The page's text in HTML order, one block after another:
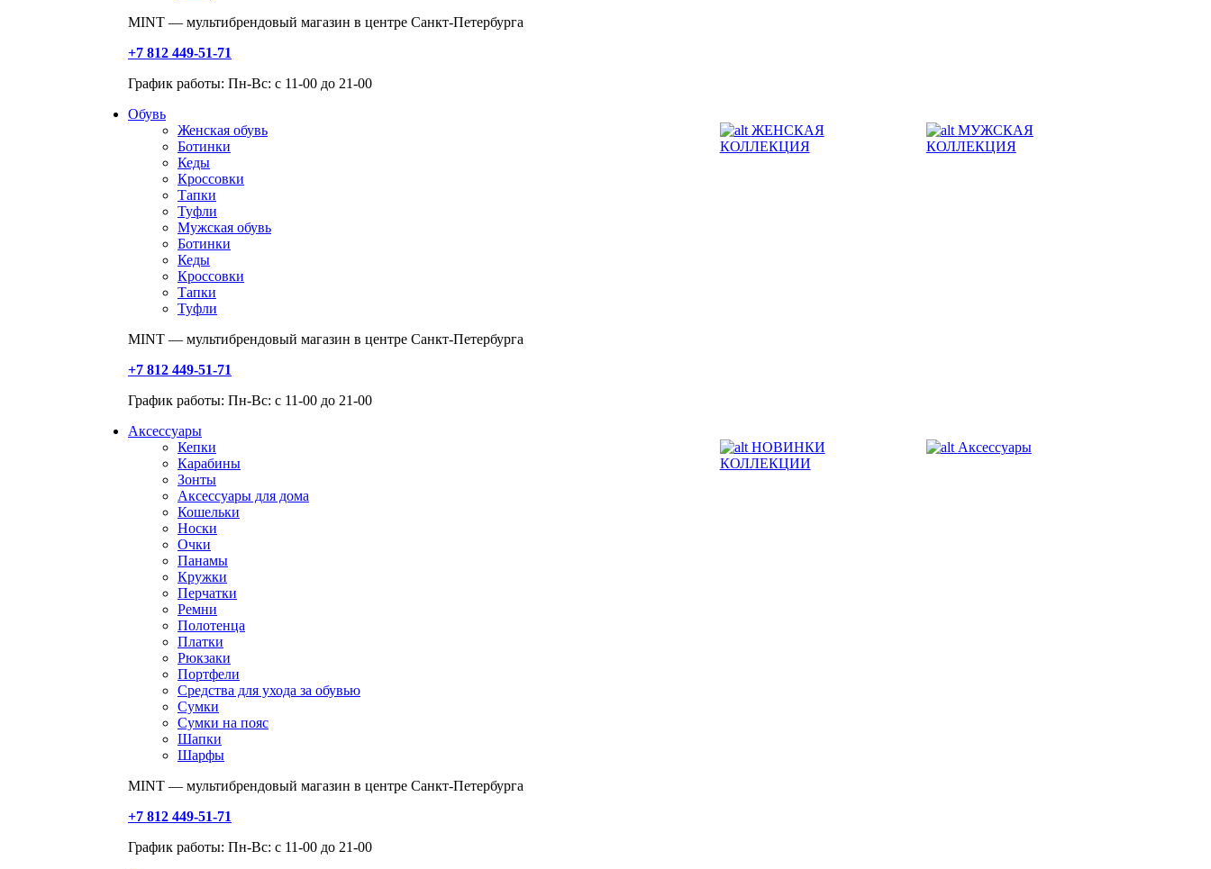
MINT — мультибрендовый магазин в центре Санкт-Петербурга
+7 812 449-51-71
График работы: Пн-Вс: с 11-00 до 21-00
Обувь
Женская обувь
Ботинки
Кеды
Кроссовки
Тапки
Туфли
Мужская обувь
Ботинки
Кеды
Кроссовки
Тапки
Туфли
ЖЕНСКАЯ
КОЛЛЕКЦИЯ
МУЖСКАЯ
КОЛЛЕКЦИЯ
MINT — мультибрендовый магазин в центре Санкт-Петербурга
+7 812 449-51-71
График работы: Пн-Вс: с 11-00 до 21-00
Аксессуары
Кепки
Карабины
Зонты
Аксессуары для дома
Кошельки
Носки
Очки
Панамы
Кружки
Перчатки
Ремни
Полотенца
Платки
Рюкзаки
Портфели
Средства для ухода за обувью
Сумки
Сумки на пояс
Шапки
Шарфы
НОВИНКИ
КОЛЛЕКЦИИ
Аксессуары
MINT — мультибрендовый магазин в центре Санкт-Петербурга
+7 812 449-51-71
График работы: Пн-Вс: с 11-00 до 21-00